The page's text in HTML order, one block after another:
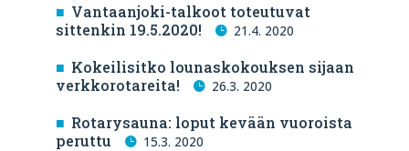
Vantaanjoki-talkoot toteutuvat
sittenkin 19.5.2020!
21.4. 2020
Kokeilisitko lounaskokouksen sijaan
verkkorotareita!
26.3. 2020
Rotarysauna: loput kevään vuoroista
peruttu
15.3. 2020